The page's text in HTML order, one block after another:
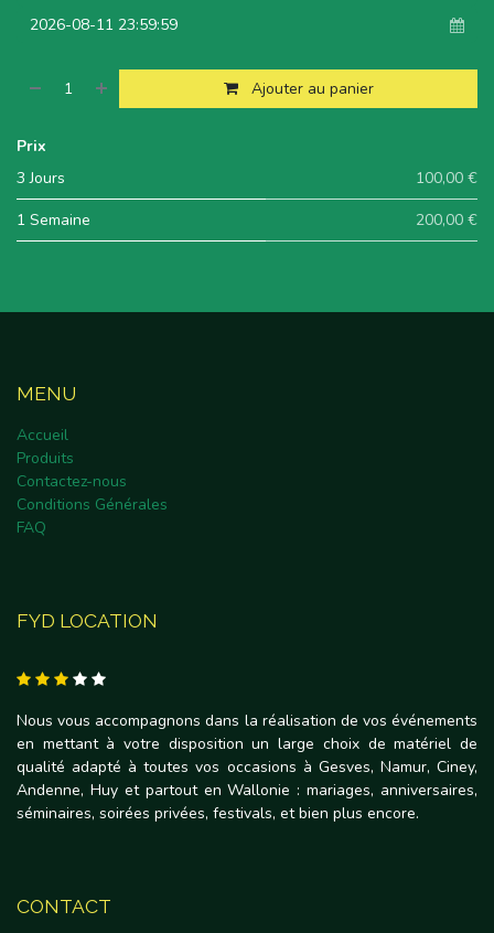
Ajouter au panier
Prix
3 Jours
100,00 €
1 Semaine
200,00 €
MENU
Accueil
Produits
Contactez-nous
Conditions Générales
FAQ
FYD LOCATION
Nous vous accompagnons dans la réalisation de vos événements
en mettant à votre disposition un large choix de matériel de
qualité adapté à toutes vos occasions à Gesves, Namur, Ciney,
Andenne, Huy et partout en Wallonie : mariages, anniversaires,
séminaires, soirées privées, festivals, et bien plus encore.
CONTACT